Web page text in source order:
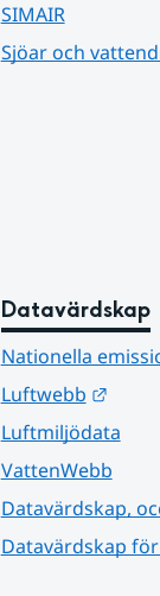
SIMAIR
Sjöar och
Datavärdskap
Nationella
Luftwebb
Länk
Luftmiljödata
VattenWebb
Datavärdskap,
Datavärdskap